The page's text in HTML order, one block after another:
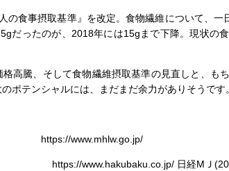
の食事摂取基準』を改定。食物繊維について、一
だったのが、2018年には15gまで下降。現状の
高騰、そして食物繊維摂取基準の見直しと、も
ポテンシャルには、まだまだ余力がありそうです。
www.mhlw.go.jp/
日経МＪ(2025年1